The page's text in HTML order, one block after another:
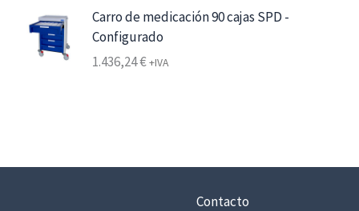
7
,
6
s
Carro de medicación 90 cajas SPD -
Configurado
1.436,24€+IVA
Contacto